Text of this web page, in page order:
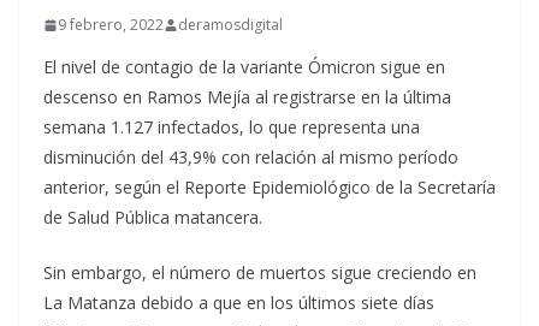
9 febrero, 2022 deramosdigital
El nivel de contagio de la variante Ómicron sigue en
descenso en Ramos Mejía al registrarse en la última
semana 1.127 infectados, lo que representa una
disminución del 43,9% con relación al mismo período
anterior, según el Reporte Epidemiológico de la Secretaría
de Salud Pública matancera.
Sin embargo, el número de muertos sigue creciendo en
La Matanza debido a que en los últimos siete días